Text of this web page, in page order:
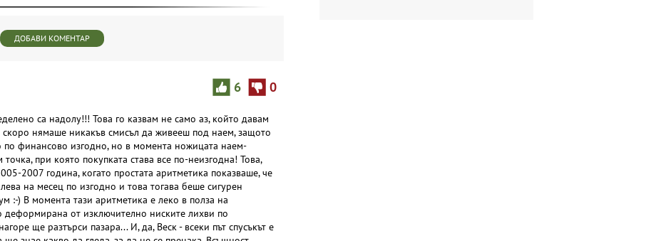
ДОБАВИ КОМЕНТАР
6 0
са надолу!!! Това го казвам не само аз, който давам
нямаше никакъв смисъл да живееш под наем, защото
финансово изгодно, но в момента ножицата наем-
при която покупката става все по-неизгодна! Това,
2007 година, когато простата аритметика показваше, че
на месец по изгодно и това тогава беше сигурен
:-) В момента тази аритметика е леко в полза на
деформирана от изключително ниските лихви по
ще разтърси пазара... И, да, Веск - всеки път спусъкът е